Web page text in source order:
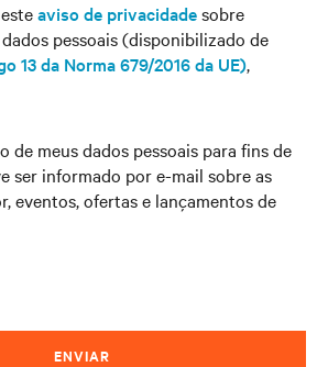
aviso de privacidadesobre
pessoais (disponibilizado de
13 da Norma 679/2016 da UE),
de meus dados pessoais para fins de
ser informado por e-mail sobre as
eventos, ofertas e lançamentos de
ENVIAR